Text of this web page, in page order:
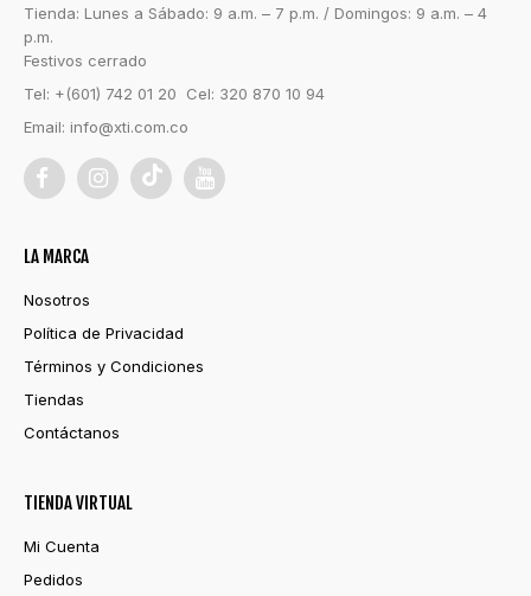
Tienda: Lunes a Sábado: 9 a.m. – 7 p.m. / Domingos: 9 a.m. – 4
p.m.
Festivos cerrado
Tel: +(601) 742 01 20 Cel: 320 870 10 94
Email: info@xti.com.co
LA MARCA
Nosotros
Política de Privacidad
Términos y Condiciones
Tiendas
Contáctanos
TIENDA VIRTUAL
Mi Cuenta
Pedidos